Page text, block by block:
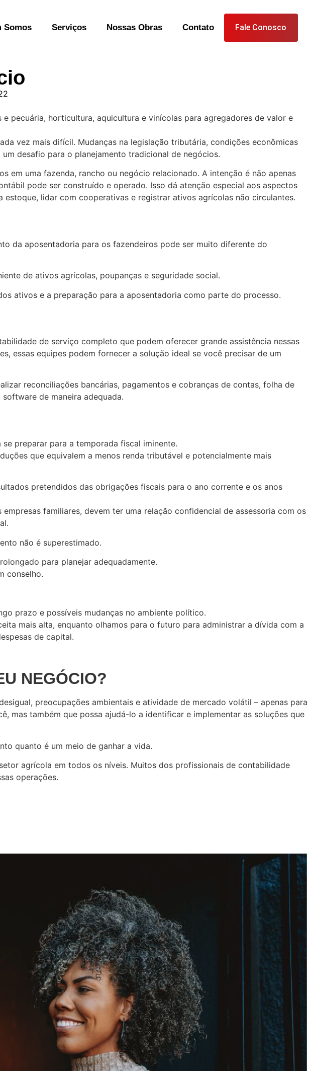
Somos Serviços Nossas Obras Contato Fale Conosco
pecuária, horticultura, aquicultura e vinícolas para agregadores de valor e
vez mais difícil. Mudanças na legislação tributária, condições econômicas
desafio para o planejamento tradicional de negócios.
uma fazenda, rancho ou negócio relacionado. A intenção é não apenas
pode ser construído e operado. Isso dá atenção especial aos aspectos
lidar com cooperativas e registrar ativos agrícolas não circulantes.
da aposentadoria para os fazendeiros pode ser muito diferente do
de ativos agrícolas, poupanças e seguridade social.
ativos e a preparação para a aposentadoria como parte do processo.
de serviço completo que podem oferecer grande assistência nessas
essas equipes podem fornecer a solução ideal se você precisar de um
reconciliações bancárias, pagamentos e cobranças de contas, folha de
de maneira adequada.
preparar para a temporada fiscal iminente.
que equivalem a menos renda tributável e potencialmente mais
pretendidos das obrigações fiscais para o ano corrente e os anos
familiares, devem ter uma relação confidencial de assessoria com os
não é superestimado.
para planejar adequadamente.
conselho.
prazo e possíveis mudanças no ambiente político.
mais alta, enquanto olhamos para o futuro para administrar a dívida com a
de capital.
NEGÓCIO?
preocupações ambientais e atividade de mercado volátil – apenas para
mas também que possa ajudá-lo a identificar e implementar as soluções que
quanto é um meio de ganhar a vida.
agrícola em todos os níveis. Muitos dos profissionais de contabilidade
operações.